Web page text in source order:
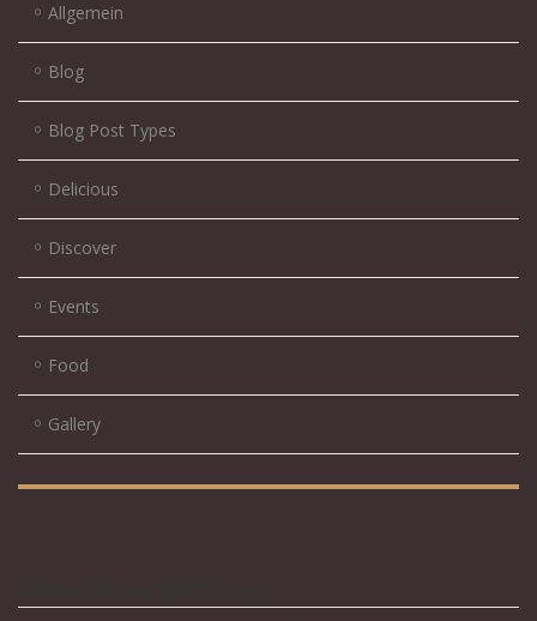
Allgemein
Blog
Blog Post Types
Delicious
Discover
Events
Food
Gallery